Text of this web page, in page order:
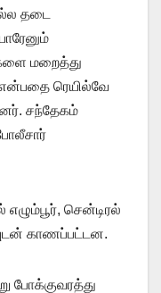
தடை
மறைத்து
என்பதை ரெயில்வே
சந்தேகம்
சென்டிரல்
காணப்பட்டன.
போக்குவரத்து